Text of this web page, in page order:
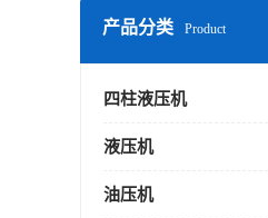
产品分类 Product
四柱液压机
液压机
油压机